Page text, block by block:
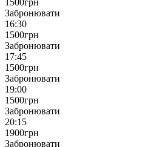
Забронювати
16:30
1500грн
Забронювати
17:45
1500грн
Забронювати
19:00
1500грн
Забронювати
20:15
1900грн
Забронювати